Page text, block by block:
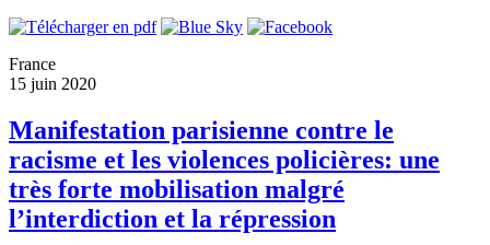
France
15 juin 2020
Manifestation parisienne contre le
racisme et les violences policières: une
très forte mobilisation malgré
l’interdiction et la répression